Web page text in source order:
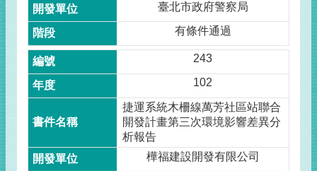
臺北市政府警察局
有條件通過
243
102
捷運系統木柵線萬芳社區站聯合
開發計畫第三次環境影響差異分
析報告
樺福建設開發有限公司